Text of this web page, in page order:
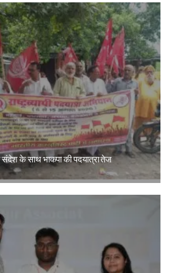
संदेश के साथ भाकपा की पदयात्रा तेज